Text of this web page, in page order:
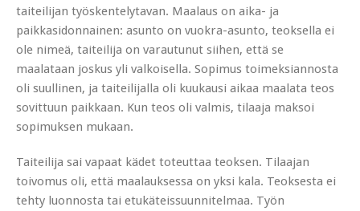
taiteilijan työskentelytavan. Maalaus on aika- ja
paikkasidonnainen: asunto on vuokra-asunto, teoksella ei
ole nimeä, taiteilija on varautunut siihen, että se
maalataan joskus yli valkoisella. Sopimus toimeksiannosta
oli suullinen, ja taiteilijalla oli kuukausi aikaa maalata teos
sovittuun paikkaan. Kun teos oli valmis, tilaaja maksoi
sopimuksen mukaan.
Taiteilija sai vapaat kädet toteuttaa teoksen. Tilaajan
toivomus oli, että maalauksessa on yksi kala. Teoksesta ei
tehty luonnosta tai etukäteissuunnitelmaa. Työn